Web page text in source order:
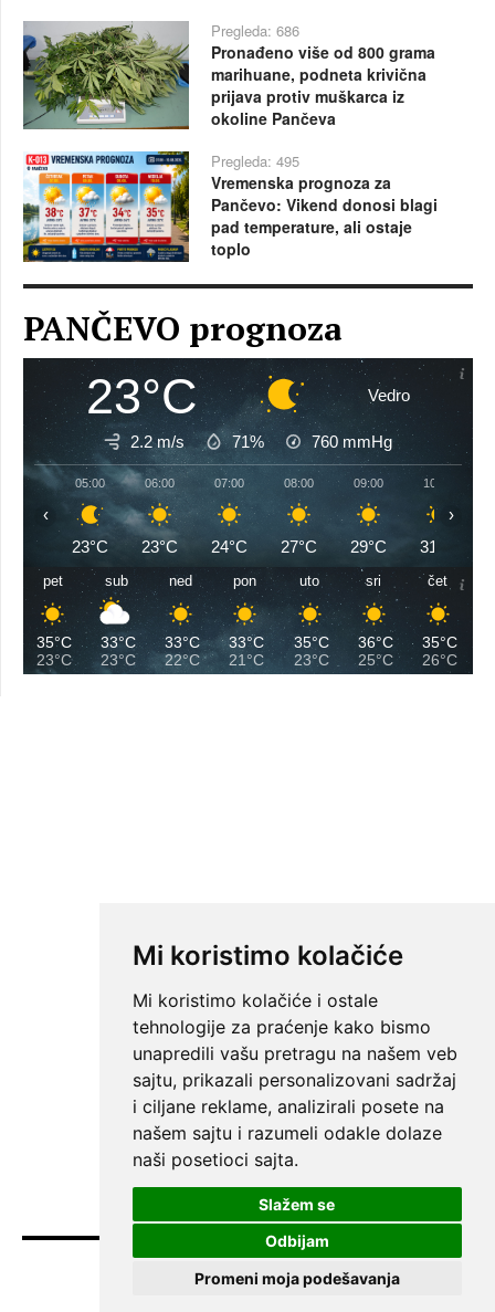
Mi koristimo kolačiće
Mi koristimo kolačiće i ostale
tehnologije za praćenje kako bismo
unapredili vašu pretragu na našem veb
sajtu, prikazali personalizovani sadržaj
i ciljane reklame, analizirali posete na
našem sajtu i razumeli odakle dolaze
naši posetioci sajta.
Slažem se
Odbijam
Promeni moja podešavanja
Pregleda: 686
Pronađeno više od 800 grama
marihuane, podneta krivična
prijava protiv muškarca iz
okoline Pančeva
Pregleda: 495
Vremenska prognoza za
Pančevo: Vikend donosi blagi
pad temperature, ali ostaje
toplo
PANČEVO prognoza
23°C Vedro
2.2 m/s 71% 760 mmHg
05:00
23°C
06:00
23°C
07:00
24°C
08:00
27°C
09:00
29°C
10:00
31°C
‹ ›
pet
35°C
23°C
sub
33°C
23°C
ned
33°C
22°C
pon
33°C
21°C
uto
35°C
23°C
sri
36°C
25°C
čet
35°C
26°C